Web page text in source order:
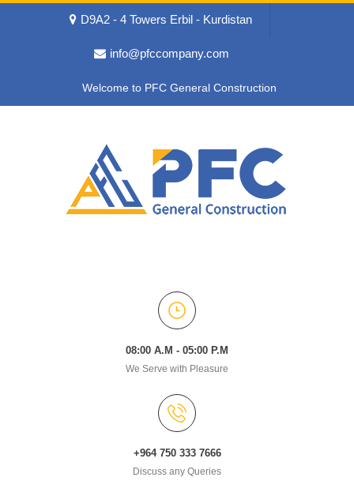
D9A2 - 4 Towers Erbil - Kurdistan
info@pfccompany.com
Welcome to PFC General Construction
08:00 A.M - 05:00 P.M
We Serve with Pleasure
+964 750 333 7666
Discuss any Queries